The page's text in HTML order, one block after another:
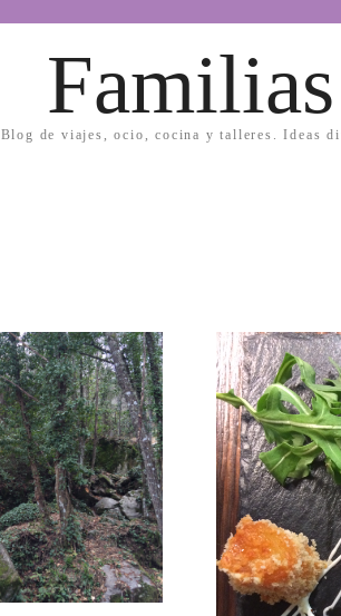
Blog de viajes, ocio, cocina y talleres. Ideas